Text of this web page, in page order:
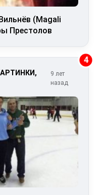
(Magali
Престолов
4
9 лет
назад